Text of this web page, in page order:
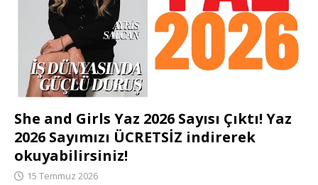
She and Girls Yaz 2026 Sayısı Çıktı! Yaz
2026 Sayımızı ÜCRETSİZ indirerek
okuyabilirsiniz!
15 Temmuz 2026